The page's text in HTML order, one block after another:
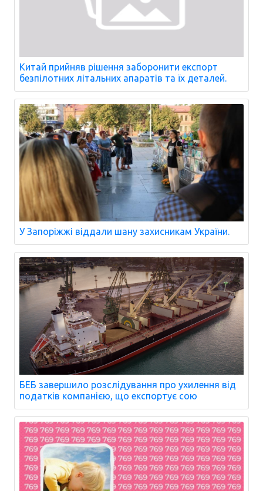
Китай прийняв рішення заборонити експорт
безпілотних літальних апаратів та їх деталей.
У Запоріжжі віддали шану захисникам України.
БЕБ завершило розслідування про ухилення від
податків компанією, що експортує сою